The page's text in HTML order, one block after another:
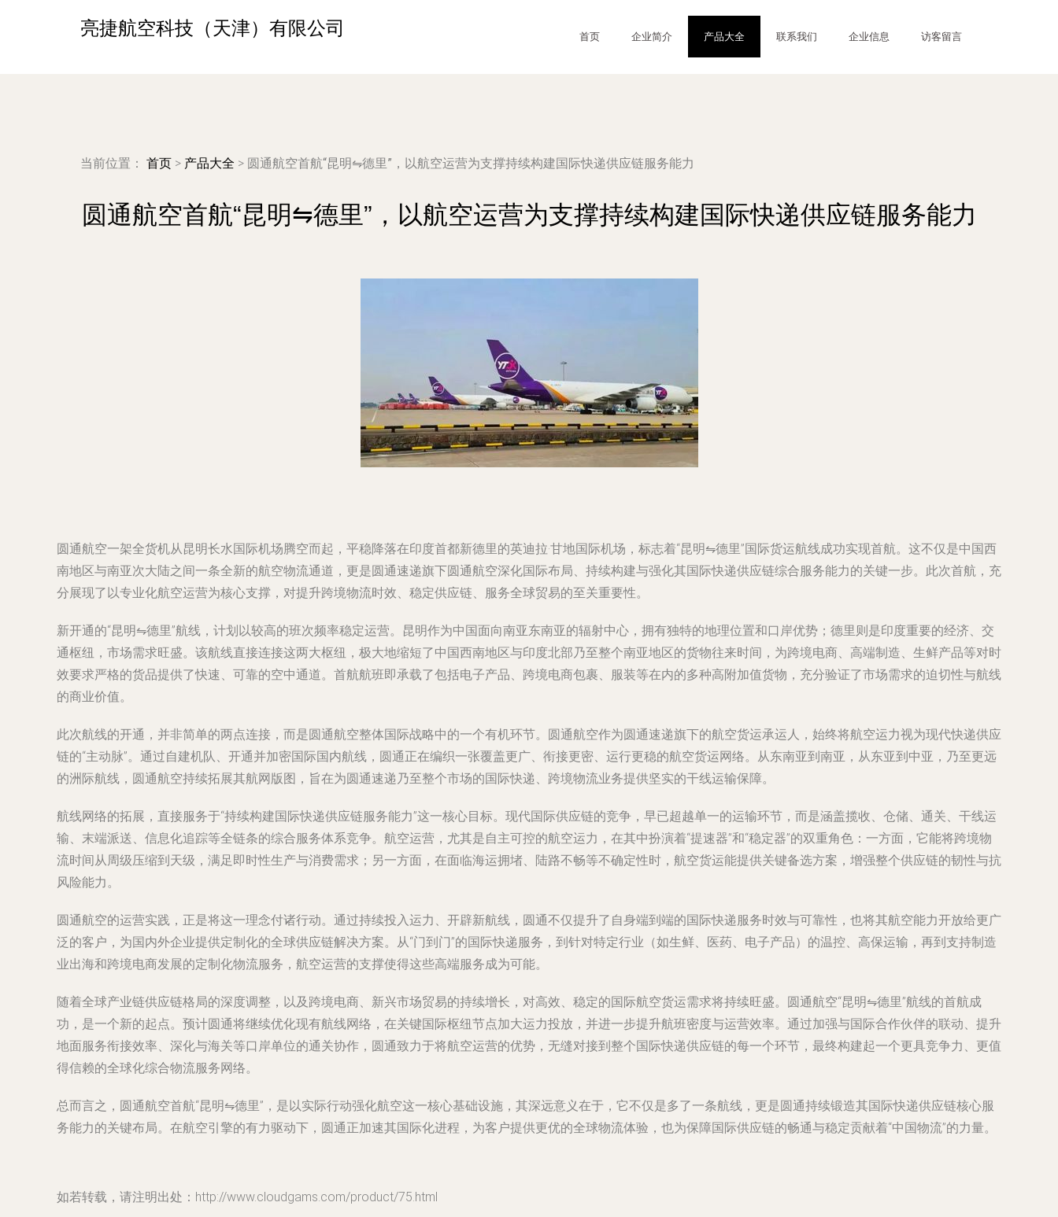
亮捷航空科技（天津）有限公司 首页 企业简介 产品大全 联系我们 企业信息 访客留言
当前位置： 首页 > 产品大全 > 圆通航空首航“昆明⇋德里”，以航空运营为支撑持续构建国际快递供应链服务能力
圆通航空首航“昆明⇋德里”，以航空运营为支撑持续构建国际快递供应链服务能力
圆通航空一架全货机从昆明长水国际机场腾空而起，平稳降落在印度首都新德里的英迪拉·甘地国际机场，标志着“昆明⇋德里”国际货运航线成功实现首航。这不仅是中国西
南地区与南亚次大陆之间一条全新的航空物流通道，更是圆通速递旗下圆通航空深化国际布局、持续构建与强化其国际快递供应链综合服务能力的关键一步。此次首航，充
分展现了以专业化航空运营为核心支撑，对提升跨境物流时效、稳定供应链、服务全球贸易的至关重要性。
新开通的“昆明⇋德里”航线，计划以较高的班次频率稳定运营。昆明作为中国面向南亚东南亚的辐射中心，拥有独特的地理位置和口岸优势；德里则是印度重要的经济、交
通枢纽，市场需求旺盛。该航线直接连接这两大枢纽，极大地缩短了中国西南地区与印度北部乃至整个南亚地区的货物往来时间，为跨境电商、高端制造、生鲜产品等对时
效要求严格的货品提供了快速、可靠的空中通道。首航航班即承载了包括电子产品、跨境电商包裹、服装等在内的多种高附加值货物，充分验证了市场需求的迫切性与航线
的商业价值。
此次航线的开通，并非简单的两点连接，而是圆通航空整体国际战略中的一个有机环节。圆通航空作为圆通速递旗下的航空货运承运人，始终将航空运力视为现代快递供应
链的“主动脉”。通过自建机队、开通并加密国际国内航线，圆通正在编织一张覆盖更广、衔接更密、运行更稳的航空货运网络。从东南亚到南亚，从东亚到中亚，乃至更远
的洲际航线，圆通航空持续拓展其航网版图，旨在为圆通速递乃至整个市场的国际快递、跨境物流业务提供坚实的干线运输保障。
航线网络的拓展，直接服务于“持续构建国际快递供应链服务能力”这一核心目标。现代国际供应链的竞争，早已超越单一的运输环节，而是涵盖揽收、仓储、通关、干线运
输、末端派送、信息化追踪等全链条的综合服务体系竞争。航空运营，尤其是自主可控的航空运力，在其中扮演着“提速器”和“稳定器”的双重角色：一方面，它能将跨境物
流时间从周级压缩到天级，满足即时性生产与消费需求；另一方面，在面临海运拥堵、陆路不畅等不确定性时，航空货运能提供关键备选方案，增强整个供应链的韧性与抗
风险能力。
圆通航空的运营实践，正是将这一理念付诸行动。通过持续投入运力、开辟新航线，圆通不仅提升了自身端到端的国际快递服务时效与可靠性，也将其航空能力开放给更广
泛的客户，为国内外企业提供定制化的全球供应链解决方案。从“门到门”的国际快递服务，到针对特定行业（如生鲜、医药、电子产品）的温控、高保运输，再到支持制造
业出海和跨境电商发展的定制化物流服务，航空运营的支撑使得这些高端服务成为可能。
随着全球产业链供应链格局的深度调整，以及跨境电商、新兴市场贸易的持续增长，对高效、稳定的国际航空货运需求将持续旺盛。圆通航空“昆明⇋德里”航线的首航成
功，是一个新的起点。预计圆通将继续优化现有航线网络，在关键国际枢纽节点加大运力投放，并进一步提升航班密度与运营效率。通过加强与国际合作伙伴的联动、提升
地面服务衔接效率、深化与海关等口岸单位的通关协作，圆通致力于将航空运营的优势，无缝对接到整个国际快递供应链的每一个环节，最终构建起一个更具竞争力、更值
得信赖的全球化综合物流服务网络。
总而言之，圆通航空首航“昆明⇋德里”，是以实际行动强化航空这一核心基础设施，其深远意义在于，它不仅是多了一条航线，更是圆通持续锻造其国际快递供应链核心服
务能力的关键布局。在航空引擎的有力驱动下，圆通正加速其国际化进程，为客户提供更优的全球物流体验，也为保障国际供应链的畅通与稳定贡献着“中国物流”的力量。
如若转载，请注明出处：http://www.cloudgams.com/product/75.html